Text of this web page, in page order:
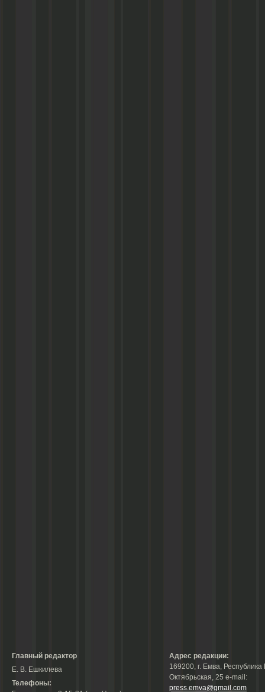
Главный редактор
Е. В. Ешкилева
Телефоны:
Гл. редактор: 2-15-31 (тел./факс);
Адрес редакции:
169200, г. Емва, Республика
Октябрьская, 25 е-mail:
press.emva@gmail.com